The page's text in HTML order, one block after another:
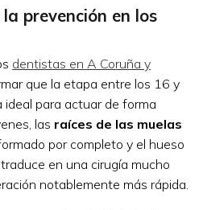
prevención en los
dentistas en A Coruña y
que la etapa entre los 16 y
para actuar de forma
las raíces de las muelas
por completo y el hueso
en una cirugía mucho
notablemente más rápida.